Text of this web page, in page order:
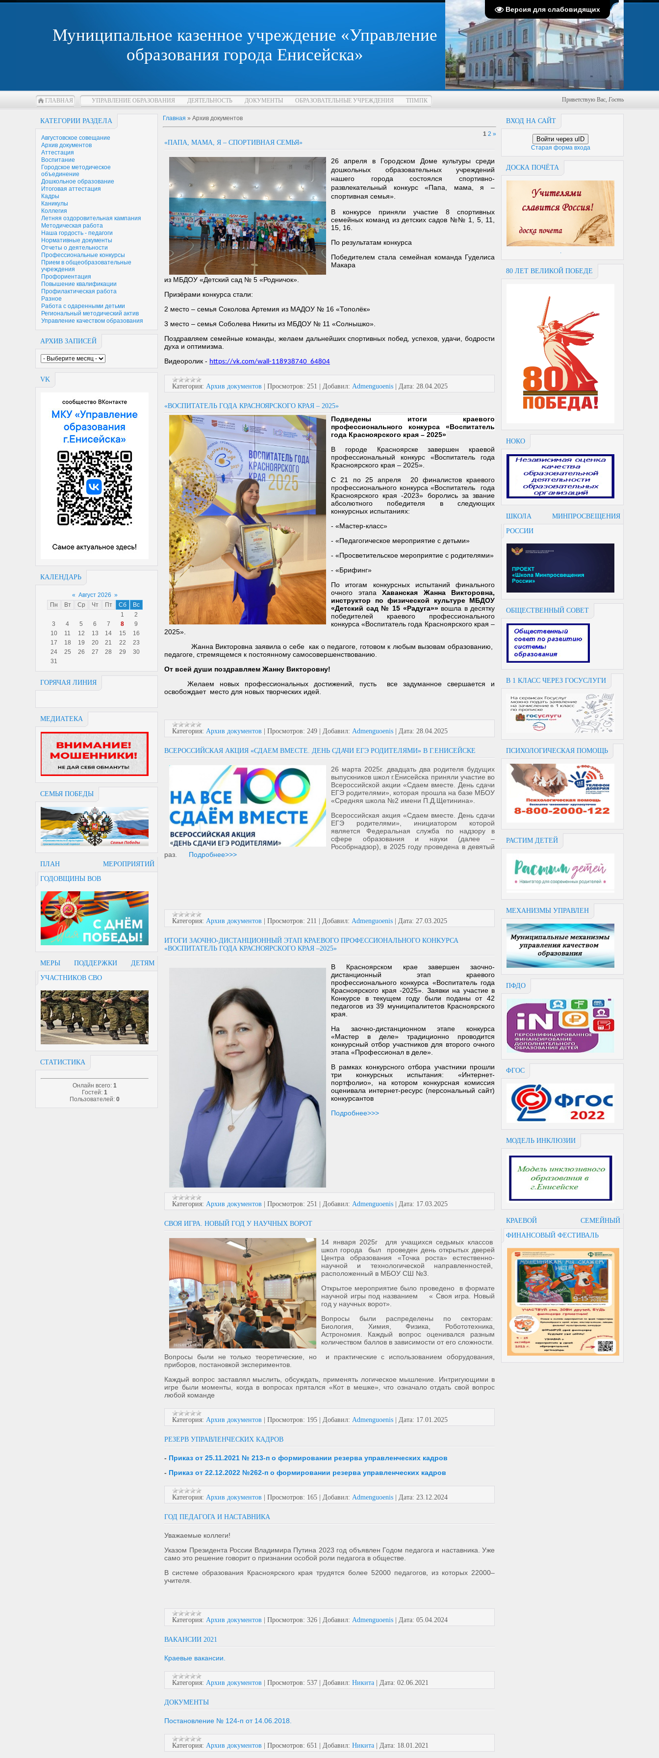
Версия для слабовидящих
Муниципальное казенное учреждение «Управление
образования города Енисейска»
ГЛАВНАЯ УПРАВЛЕНИЕ ОБРАЗОВАНИЯ ДЕЯТЕЛЬНОСТЬ ДОКУМЕНТЫ ОБРАЗОВАТЕЛЬНЫЕ УЧРЕЖДЕНИЯ ТПМПК Приветствую Вас, Гость
КАТЕГОРИИ РАЗДЕЛА
Августовское совещание
Архив документов
Аттестация
Воспитание
Городское методическое
объединение
Дошкольное образование
Итоговая аттестация
Кадры
Каникулы
Коллегия
Летняя оздоровительная кампания
Методическая работа
Наша гордость - педагоги
Нормативные документы
Отчеты о деятельности
Профессиональные конкурсы
Прием в общеобразовательные
учреждения
Профориентация
Повышение квалификации
Профилактическая работа
Разное
Работа с одаренными детьми
Региональный методический актив
Управление качеством образования
АРХИВ ЗАПИСЕЙ
VK
КАЛЕНДАРЬ
« Август 2026 »
Пн
Вт Ср Чт Пт Сб
Вс
1
2
3
4 5 6 7 8
9
10
11 12 13 14 15
16
17
18 19 20 21 22
23
24
25 26 27 28 29
30
31
ГОРЯЧАЯ ЛИНИЯ
МЕДИАТЕКА
СЕМЬЯ ПОБЕДЫ
ПЛАН МЕРОПРИЯТИЙ
ГОДОВЩИНЫ ВОВ
МЕРЫ ПОДДЕРЖКИ ДЕТЯМ
УЧАСТНИКОВ СВО
СТАТИСТИКА
Онлайн всего: 1
Гостей: 1
Пользователей: 0
ВХОД НА САЙТ
Войти через uID
Старая форма входа
ДОСКА ПОЧЁТА
.
80 ЛЕТ ВЕЛИКОЙ ПОБЕДЕ
НОКО
ШКОЛА МИНПРОСВЕЩЕНИЯ
РОССИИ
ОБЩЕСТВЕННЫЙ СОВЕТ
В 1 КЛАСС ЧЕРЕЗ ГОСУСЛУГИ
ПСИХОЛОГИЧЕСКАЯ ПОМОЩЬ
РАСТИМ ДЕТЕЙ
МЕХАНИЗМЫ УПРАВЛЕН
ПФДО
ФГОС
МОДЕЛЬ ИНКЛЮЗИИ
КРАЕВОЙ СЕМЕЙНЫЙ
ФИНАНСОВЫЙ ФЕСТИВАЛЬ
Главная » Архив документов
1 2 »
«ПАПА, МАМА, Я – СПОРТИВНАЯ СЕМЬЯ»
26 апреля в Городском Доме культуры среди
дошкольных образовательных учреждений
нашего города состоялся спортивно-
развлекательный конкурс «Папа, мама, я –
спортивная семья».
В конкурсе приняли участие 8 спортивных
семейных команд из детских садов №№ 1, 5, 11,
15, 16.
По результатам конкурса
Победителем стала семейная команда Гуделиса
Макара
из МБДОУ «Детский сад № 5 «Родничок».
Призёрами конкурса стали:
2 место – семья Соколова Артемия из МАДОУ № 16 «Тополёк»
3 место – семья Соболева Никиты из МБДОУ № 11 «Солнышко».
Поздравляем семейные команды, желаем дальнейших спортивных побед, успехов, удачи, бодрости
духа и оптимизма.
Видеоролик - https://vk.com/wall-118938740_64804
Категория: Архив документов Просмотров: 251 Добавил: Admenguoenis Дата: 28.04.2025
«ВОСПИТАТЕЛЬ ГОДА КРАСНОЯРСКОГО КРАЯ – 2025»
Подведены итоги краевого
профессионального конкурса «Воспитатель
года Красноярского края – 2025»
В городе Красноярске завершен краевой
профессиональный конкурс «Воспитатель года
Красноярского края – 2025».
С 21 по 25 апреля 20 финалистов краевого
профессионального конкурса «Воспитатель года
Красноярского края -2023» боролись за звание
абсолютного победителя в следующих
конкурсных испытаниях:
- «Мастер-класс»
- «Педагогическое мероприятие с детьми»
- «Просветительское мероприятие с родителями»
- «Брифинг»
По итогам конкурсных испытаний финального
очного этапа Хаванская Жанна Викторовна,
инструктор по физической культуре МБДОУ
«Детский сад № 15 «Радуга»» вошла в десятку
победителей краевого профессионального
конкурса «Воспитатель года Красноярского края –
2025».
Жанна Викторовна заявила о себе как о педагоге, готовом к любым вызовам образованию,
педагоге, стремящемся к постоянному самосовершенствованию.
От всей души поздравляем Жанну Викторовну!
Желаем новых профессиональных достижений, пусть все задуманное свершается и
освобождает место для новых творческих идей.
Категория: Архив документов Просмотров: 249 Добавил: Admenguoenis Дата: 28.04.2025
ВСЕРОССИЙСКАЯ АКЦИЯ «СДАЕМ ВМЕСТЕ. ДЕНЬ СДАЧИ ЕГЭ РОДИТЕЛЯМИ» В Г.ЕНИСЕЙСКЕ
26 марта 2025г. двадцать два родителя будущих
выпускников школ г.Енисейска приняли участие во
Всероссийской акции «Сдаем вместе. День сдачи
ЕГЭ родителями», которая прошла на базе МБОУ
«Средняя школа №2 имени П.Д.Щетинина».
Всероссийская акция «Сдаем вместе. День сдачи
ЕГЭ родителями», инициатором которой
является Федеральная служба по надзору в
сфере образования и науки (далее –
Рособрнадзор), в 2025 году проведена в девятый
раз. Подробнее>>>
Категория: Архив документов Просмотров: 211 Добавил: Admenguoenis Дата: 27.03.2025
ИТОГИ ЗАОЧНО-ДИСТАНЦИОННЫЙ ЭТАП КРАЕВОГО ПРОФЕССИОНАЛЬНОГО КОНКУРСА
«ВОСПИТАТЕЛЬ ГОДА КРАСНОЯРСКОГО КРАЯ –2025»
В Красноярском крае завершен заочно-
дистанционный этап краевого
профессионального конкурса «Воспитатель года
Красноярского края -2025». Заявки на участие в
Конкурсе в текущем году были поданы от 42
педагогов из 39 муниципалитетов Красноярского
края.
На заочно-дистанционном этапе конкурса
«Мастер в деле» традиционно проводится
конкурсный отбор участников для второго очного
этапа «Профессионал в деле».
В рамках конкурсного отбора участники прошли
три конкурсных испытания: «Интернет-
портфолио», на котором конкурсная комиссия
оценивала интернет-ресурс (персональный сайт)
конкурсантов
Подробнее>>>
Категория: Архив документов Просмотров: 251 Добавил: Admenguoenis Дата: 17.03.2025
СВОЯ ИГРА. НОВЫЙ ГОД У НАУЧНЫХ ВОРОТ
14 января 2025г для учащихся седьмых классов
школ города был проведен день открытых дверей
Центра образования «Точка роста» естественно-
научной и технологической направленностей,
расположенный в МБОУ СШ №3.
Открытое мероприятие было проведено в формате
научной игры под названием « Своя игра. Новый
год у научных ворот».
Вопросы были распределены по секторам:
Биология, Химия, Физика, Робототехника,
Астрономия. Каждый вопрос оценивался разным
количеством баллов в зависимости от его сложности.
Вопросы были не только теоретические, но и практические с использованием оборудования,
приборов, постановкой экспериментов.
Каждый вопрос заставлял мыслить, обсуждать, применять логическое мышление. Интригующими в
игре были моменты, когда в вопросах прятался «Кот в мешке», что означало отдать свой вопрос
любой команде
Категория: Архив документов Просмотров: 195 Добавил: Admenguoenis Дата: 17.01.2025
РЕЗЕРВ УПРАВЛЕНЧЕСКИХ КАДРОВ
- Приказ от 25.11.2021 № 213-п о формировании резерва управленческих кадров
- Приказ от 22.12.2022 №262-п о формировании резерва управленческих кадров
Категория: Архив документов Просмотров: 165 Добавил: Admenguoenis Дата: 23.12.2024
ГОД ПЕДАГОГА И НАСТАВНИКА
Уважаемые коллеги!
Указом Президента России Владимира Путина 2023 год объявлен Годом педагога и наставника. Уже
само это решение говорит о признании особой роли педагога в обществе.
В системе образования Красноярского края трудятся более 52000 педагогов, из которых 22000–
учителя.
Категория: Архив документов Просмотров: 326 Добавил: Admenguoenis Дата: 05.04.2024
ВАКАНСИИ 2021
Краевые вакансии.
Категория: Архив документов Просмотров: 537 Добавил: Никита Дата: 02.06.2021
ДОКУМЕНТЫ
Постановление № 124-п от 14.06.2018.
Категория: Архив документов Просмотров: 651 Добавил: Никита Дата: 18.01.2021